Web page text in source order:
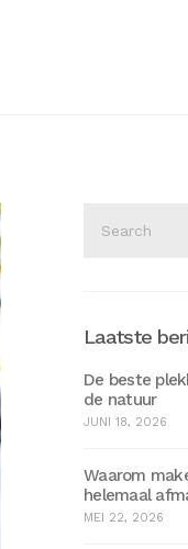
for:
Laatste
De beste
de natuur
JUNI 18, 2026
Waarom
helemaal
MEI 22, 2026